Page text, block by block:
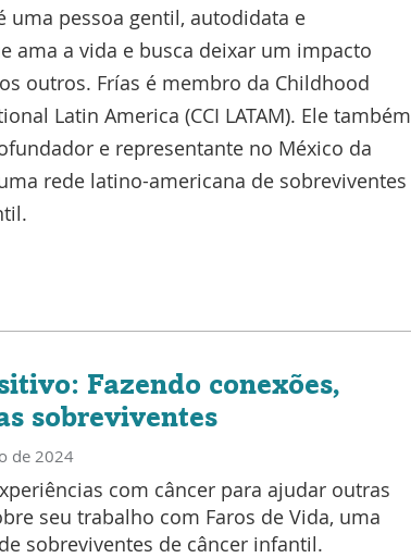
uma pessoa gentil, autodidata e
ama a vida e busca deixar um impacto
outros. Frías é membro da Childhood
Latin America (CCI LATAM). Ele também
e representante no México da
rede latino-americana de sobreviventes
Fazendo conexões,
sobreviventes
de 2024
com câncer para ajudar outras
seu trabalho com Faros de Vida, uma
sobreviventes de câncer infantil.